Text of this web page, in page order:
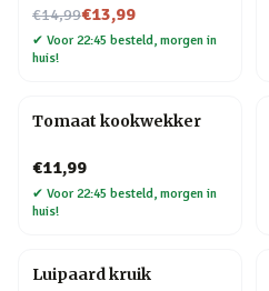
€14,99
Nu voor€13,99
✔ Voor 22:45 besteld, morgen in
huis!
Tomaat kookwekker
€11,99
✔ Voor 22:45 besteld, morgen in
huis!
Luipaard kruik